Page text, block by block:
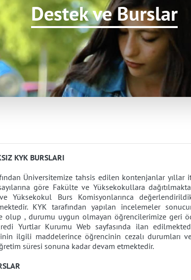
Destek ve Burslar
KYK BURSLARI
Üniversitemize tahsis edilen kontenjanlar
göre Fakülte ve Yüksekokullara
Yüksekokul Burs Komisyonlarınca
KYK tarafından yapılan incelemeler
olup , durumu uygun olmayan öğrencilerimize geri
Yurtlar Kurumu Web sayfasında ilan
ilgili maddelerince öğrencinin cezalı durumları
süresi sonuna kadar devam etmektedir.